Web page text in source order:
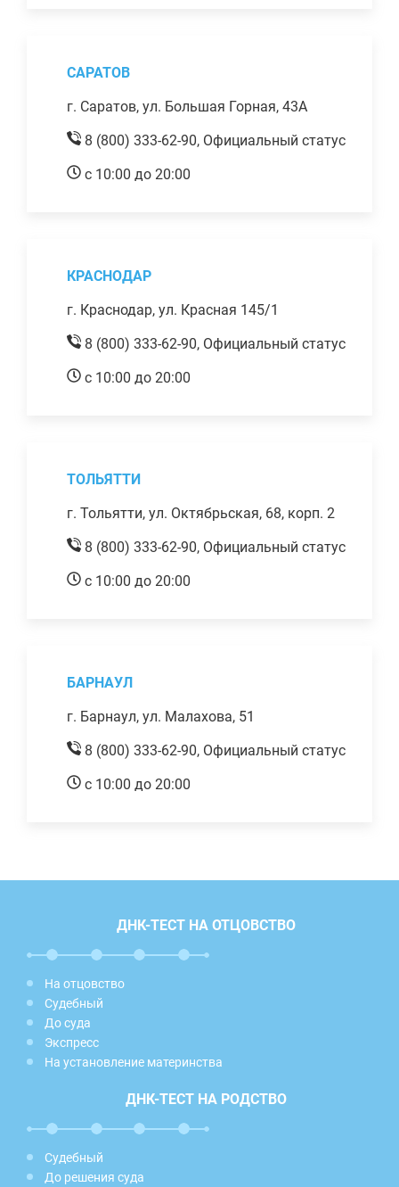
САРАТОВ
г. Саратов, ул. Большая Горная, 43А
8 (800) 333-62-90, Официальный статус
с 10:00 до 20:00
КРАСНОДАР
г. Краснодар, ул. Красная 145/1
8 (800) 333-62-90, Официальный статус
с 10:00 до 20:00
ТОЛЬЯТТИ
г. Тольятти, ул. Октябрьская, 68, корп. 2
8 (800) 333-62-90, Официальный статус
с 10:00 до 20:00
БАРНАУЛ
г. Барнаул, ул. Малахова, 51
8 (800) 333-62-90, Официальный статус
с 10:00 до 20:00
ДНК-ТЕСТ НА ОТЦОВСТВО
На отцовство
Судебный
До суда
Экспресс
На установление материнства
ДНК-ТЕСТ НА РОДСТВО
Судебный
До решения суда